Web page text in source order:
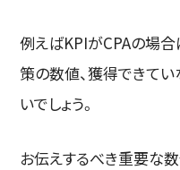
例えばKPIがCPAの場
策の数値、獲得できて
いでしょう。
お伝えするべき重要な